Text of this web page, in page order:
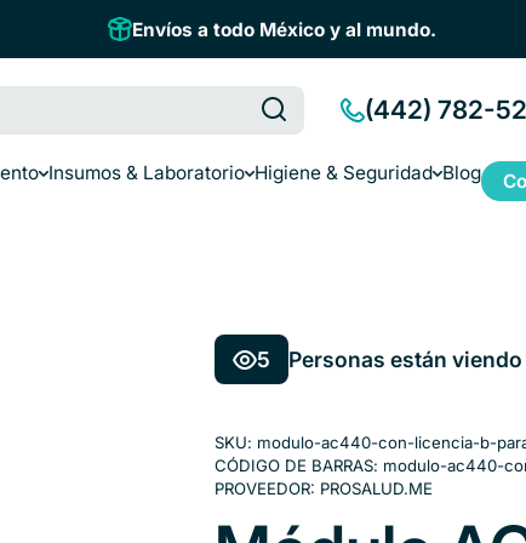
Envíos a todo México y al mundo.
Insumos & Laboratorio Higiene & Seguridad Blog
(442) 782-
5 Personas están
SKU: modulo-ac440-con-licencia-b-
CÓDIGO DE BARRAS: modulo-ac440-
PROVEEDOR: PROSALUD.ME